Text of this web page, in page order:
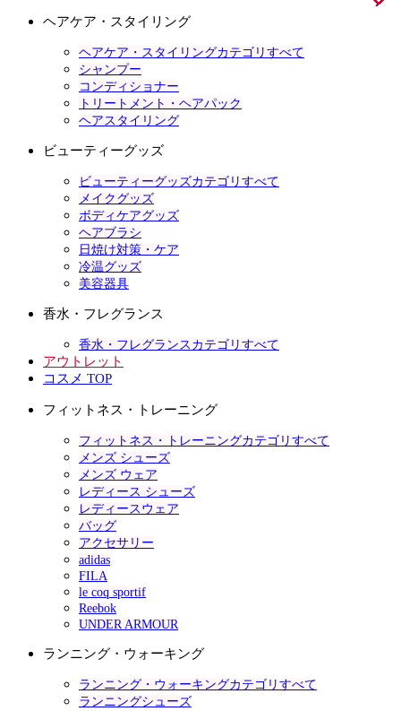
ヘアケア・スタイリング
ヘアケア・スタイリングカテゴリすべて
シャンプー
コンディショナー
トリートメント・ヘアパック
ヘアスタイリング
ビューティーグッズ
ビューティーグッズカテゴリすべて
メイクグッズ
ボディケアグッズ
ヘアブラシ
日焼け対策・ケア
冷温グッズ
美容器具
香水・フレグランス
香水・フレグランスカテゴリすべて
アウトレット
コスメ TOP
フィットネス・トレーニング
フィットネス・トレーニングカテゴリすべて
メンズ シューズ
メンズ ウェア
レディース シューズ
レディースウェア
バッグ
アクセサリー
adidas
FILA
le coq sportif
Reebok
UNDER ARMOUR
ランニング・ウォーキング
ランニング・ウォーキングカテゴリすべて
ランニングシューズ